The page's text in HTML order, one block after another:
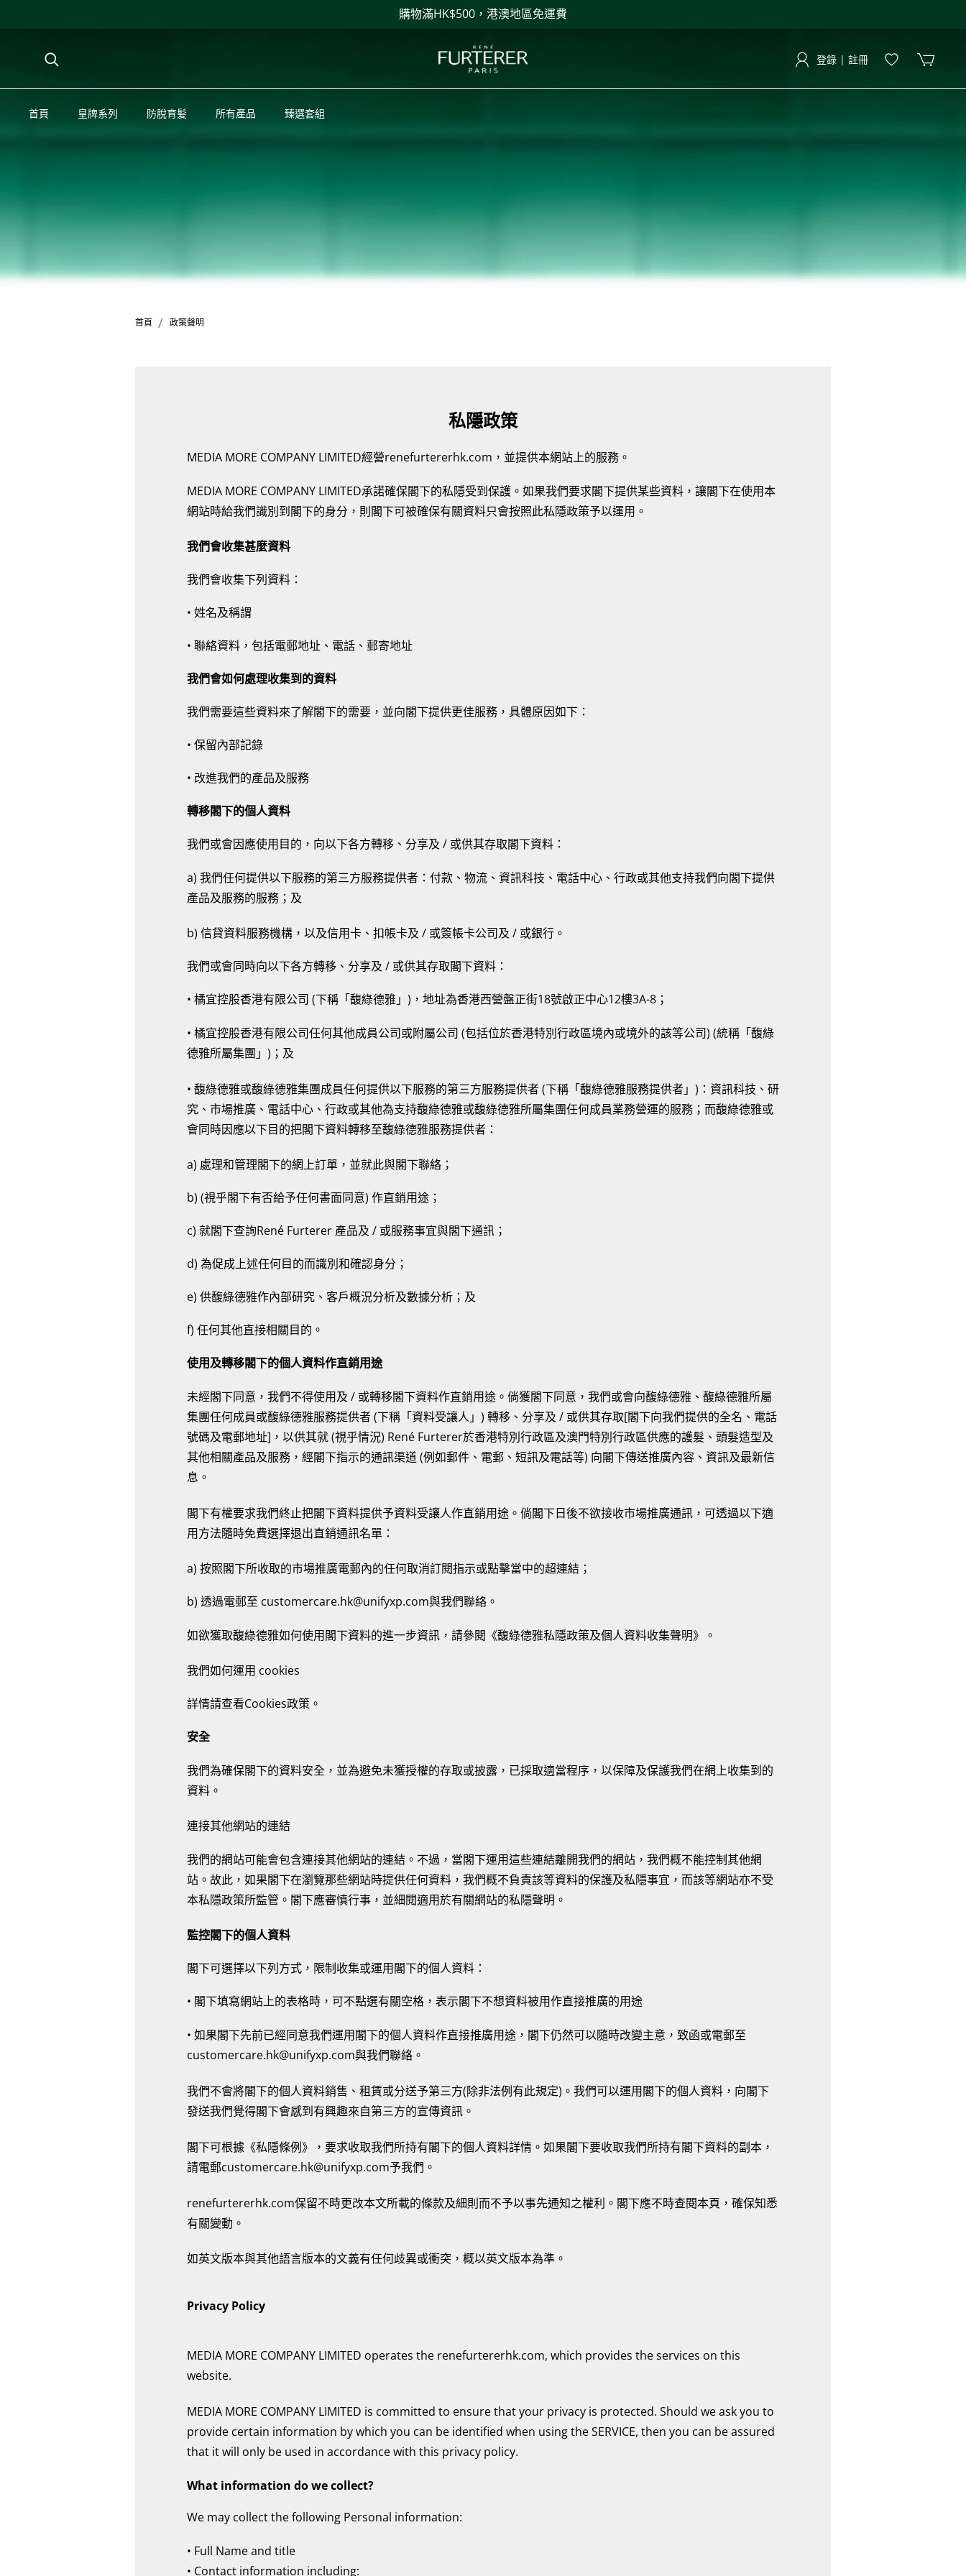
購物滿HK$500，港澳地區免運費
登錄 | 註冊
首頁 皇牌系列 防脫育髪 所有產品 臻選套組
登錄 | 註冊
首頁 皇牌系列 防脫育髪 所有產品 臻選套組
首頁 / 政策聲明
私隱政策
MEDIA MORE COMPANY LIMITED經營renefurtererhk.com，並提供本網站上的服務。
MEDIA MORE COMPANY LIMITED承諾確保閣下的私隱受到保護。如果我們要求閣下提供某些資料，讓閣下在使用本
網站時給我們識別到閣下的身分，則閣下可被確保有關資料只會按照此私隱政策予以運用。
我們會收集甚麼資料
我們會收集下列資料：
• 姓名及稱謂
• 聯絡資料，包括電郵地址、電話、郵寄地址
我們會如何處理收集到的資料
我們需要這些資料來了解閣下的需要，並向閣下提供更佳服務，具體原因如下：
• 保留內部記錄
• 改進我們的產品及服務
轉移閣下的個人資料
我們或會因應使用目的，向以下各方轉移、分享及 / 或供其存取閣下資料：
a) 我們任何提供以下服務的第三方服務提供者：付款、物流、資訊科技、電話中心、行政或其他支持我們向閣下提供
產品及服務的服務；及
b) 信貸資料服務機構，以及信用卡、扣帳卡及 / 或簽帳卡公司及 / 或銀行。
我們或會同時向以下各方轉移、分享及 / 或供其存取閣下資料：
• 橘宜控股香港有限公司 (下稱「馥綠德雅」)，地址為香港西營盤正街18號啟正中心12樓3A-8；
• 橘宜控股香港有限公司任何其他成員公司或附屬公司 (包括位於香港特別行政區境內或境外的該等公司) (統稱「馥綠
德雅所屬集團」)；及
• 馥綠德雅或馥綠德雅集團成員任何提供以下服務的第三方服務提供者 (下稱「馥綠德雅服務提供者」)：資訊科技、研
究、市場推廣、電話中心、行政或其他為支持馥綠德雅或馥綠德雅所屬集團任何成員業務營運的服務；而馥綠德雅或
會同時因應以下目的把閣下資料轉移至馥綠德雅服務提供者：
a) 處理和管理閣下的網上訂單，並就此與閣下聯絡；
b) (視乎閣下有否給予任何書面同意) 作直銷用途；
c) 就閣下查詢René Furterer 產品及 / 或服務事宜與閣下通訊；
d) 為促成上述任何目的而識別和確認身分；
e) 供馥綠德雅作內部研究、客戶概況分析及數據分析；及
f) 任何其他直接相關目的。
使用及轉移閣下的個人資料作直銷用途
未經閣下同意，我們不得使用及 / 或轉移閣下資料作直銷用途。倘獲閣下同意，我們或會向馥綠德雅、馥綠德雅所屬
集團任何成員或馥綠德雅服務提供者 (下稱「資料受讓人」) 轉移、分享及 / 或供其存取[閣下向我們提供的全名、電話
號碼及電郵地址]，以供其就 (視乎情況) René Furterer於香港特別行政區及澳門特別行政區供應的護髮、頭髮造型及
其他相關產品及服務，經閣下指示的通訊渠道 (例如郵件、電郵、短訊及電話等) 向閣下傳送推廣內容、資訊及最新信
息。
閣下有權要求我們終止把閣下資料提供予資料受讓人作直銷用途。倘閣下日後不欲接收市場推廣通訊，可透過以下適
用方法隨時免費選擇退出直銷通訊名單：
a) 按照閣下所收取的市場推廣電郵內的任何取消訂閱指示或點擊當中的超連結；
b) 透過電郵至 customercare.hk@unifyxp.com與我們聯絡。
如欲獲取馥綠德雅如何使用閣下資料的進一步資訊，請參閱《馥綠德雅私隱政策及個人資料收集聲明》。
我們如何運用 cookies
詳情請查看Cookies政策。
安全
我們為確保閣下的資料安全，並為避免未獲授權的存取或披露，已採取適當程序，以保障及保護我們在網上收集到的
資料。
連接其他網站的連結
我們的網站可能會包含連接其他網站的連結。不過，當閣下運用這些連結離開我們的網站，我們概不能控制其他網
站。故此，如果閣下在瀏覽那些網站時提供任何資料，我們概不負責該等資料的保護及私隱事宜，而該等網站亦不受
本私隱政策所監管。閣下應審慎行事，並細閱適用於有關網站的私隱聲明。
監控閣下的個人資料
閣下可選擇以下列方式，限制收集或運用閣下的個人資料：
• 閣下填寫網站上的表格時，可不點選有關空格，表示閣下不想資料被用作直接推廣的用途
• 如果閣下先前已經同意我們運用閣下的個人資料作直接推廣用途，閣下仍然可以隨時改變主意，致函或電郵至
customercare.hk@unifyxp.com與我們聯絡。
我們不會將閣下的個人資料銷售、租賃或分送予第三方(除非法例有此規定)。我們可以運用閣下的個人資料，向閣下
發送我們覺得閣下會感到有興趣來自第三方的宣傳資訊。
閣下可根據《私隱條例》，要求收取我們所持有閣下的個人資料詳情。如果閣下要收取我們所持有閣下資料的副本，
請電郵customercare.hk@unifyxp.com予我們。
renefurtererhk.com保留不時更改本文所載的條款及細則而不予以事先通知之權利。閣下應不時查閱本頁，確保知悉
有關變動。
如英文版本與其他語言版本的文義有任何歧異或衝突，概以英文版本為準。
Privacy Policy
MEDIA MORE COMPANY LIMITED operates the renefurtererhk.com, which provides the services on this
website.
MEDIA MORE COMPANY LIMITED is committed to ensure that your privacy is protected. Should we ask you to
provide certain information by which you can be identified when using the SERVICE, then you can be assured
that it will only be used in accordance with this privacy policy.
What information do we collect?
We may collect the following Personal information:
• Full Name and title
• Contact information including: